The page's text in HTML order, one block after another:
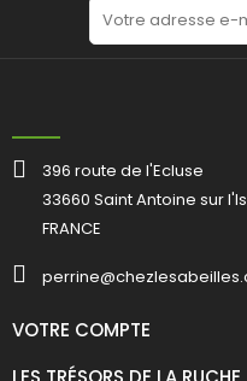
396 route de l'Ecluse
33660 Saint Antoine sur
FRANCE
VOTRE COMPTE